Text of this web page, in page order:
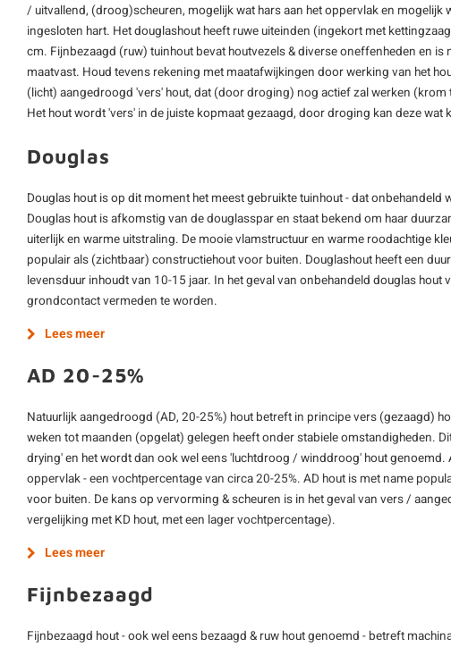
/ uitvallend, (droog)scheuren, mogelijk wat hars aan het oppervlak en mogelijk
ingesloten hart. Het douglashout heeft ruwe uiteinden (ingekort met
cm. Fijnbezaagd (ruw) tuinhout bevat houtvezels & diverse oneffenheden en is
maatvast. Houd tevens rekening met maatafwijkingen door werking van het
(licht) aangedroogd 'vers' hout, dat (door droging) nog actief zal werken (krom
Het hout wordt 'vers' in de juiste kopmaat gezaagd, door droging kan deze wat
Douglas
Douglas hout is op dit moment het meest gebruikte tuinhout - dat onbehandeld
Douglas hout is afkomstig van de douglasspar en staat bekend om haar
uiterlijk en warme uitstraling. De mooie vlamstructuur en warme roodachtige
populair als (zichtbaar) constructiehout voor buiten. Douglashout heeft een
levensduur inhoudt van 10-15 jaar. In het geval van onbehandeld douglas hout
grondcontact vermeden te worden.
Lees meer
AD 20-25%
Natuurlijk aangedroogd (AD, 20-25%) hout betreft in principe vers (gezaagd)
weken tot maanden (opgelat) gelegen heeft onder stabiele omstandigheden.
drying' en het wordt dan ook wel eens 'luchtdroog / winddroog' hout genoemd.
oppervlak - een vochtpercentage van circa 20-25%. AD hout is met name
voor buiten. De kans op vervorming & scheuren is in het geval van vers /
vergelijking met KD hout, met een lager vochtpercentage).
Lees meer
Fijnbezaagd
Fijnbezaagd hout - ook wel eens bezaagd & ruw hout genoemd - betreft